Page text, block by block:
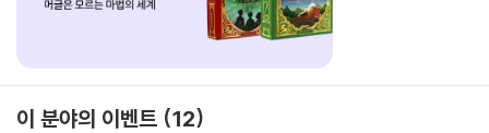
이 분야의 이벤트 12